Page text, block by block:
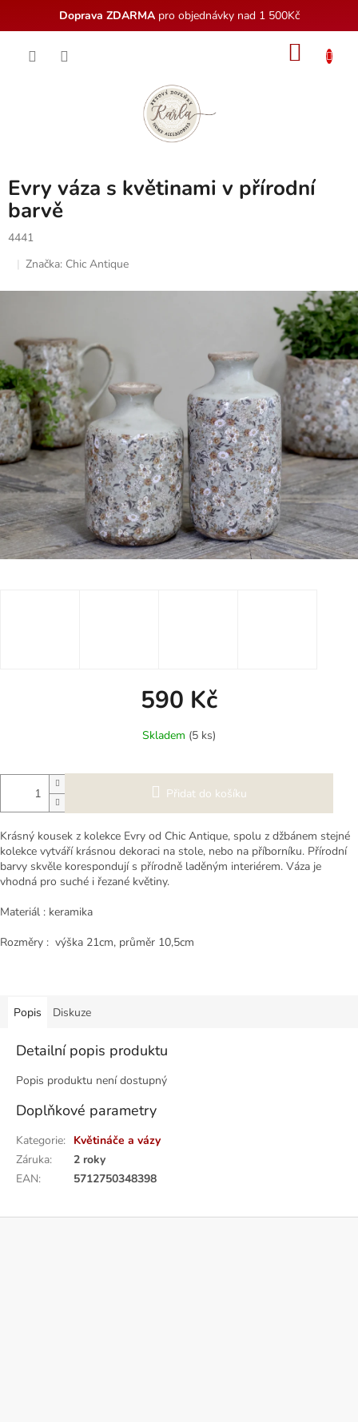
Doprava ZDARMApro objednávky nad 1 500Kč
Evry váza s květinami v přírodní
barvě
4441
Značka: Chic Antique
590 Kč
Měrná
cena:
Skladem (5 ks)
Přidat do košíku
Krásný kousek z kolekce Evry od Chic Antique, spolu z džbánem stejné
kolekce vytváří krásnou dekoraci na stole, nebo na příborníku. Přírodní
barvy skvěle korespondují s přírodně laděným interiérem. Váza je
vhodná pro suché i řezané květiny.
Materiál : keramika
Rozměry : výška 21cm, průměr 10,5cm
Popis Diskuze
Detailní popis produktu
Popis produktu není dostupný
Doplňkové parametry
Kategorie: Květináče a vázy
Záruka:
2 roky
EAN: 5712750348398
Z